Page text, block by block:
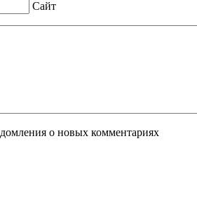
Сайт
о новых комментариях